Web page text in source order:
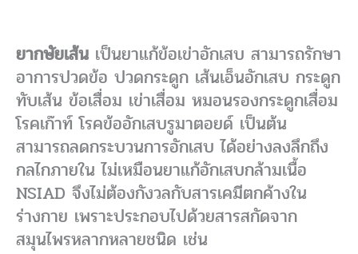
ยากษัยเส้น เป็นยาแก้ข้อเข่าอักเสบ สามารถรักษา
อาการปวดข้อ ปวดกระดูก เส้นเอ็นอักเสบ กระดูก
ทับเส้น ข้อเสื่อม เข่าเสื่อม หมอนรองกระดูกเสื่อม
โรคเก๊าท์ โรคข้ออักเสบรูมาตอยด์ เป็นต้น
สามารถลดกระบวนการอักเสบ ได้อย่างลงลึกถึง
กลไกภายใน ไม่เหมือนยาแก้อักเสบกล้ามเนื้อ
NSIAD จึงไม่ต้องกังวลกับสารเคมีตกค้างใน
ร่างกาย เพราะประกอบไปด้วยสารสกัดจาก
สมุนไพรหลากหลายชนิด เช่น